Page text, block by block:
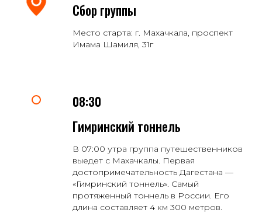
Сбор группы
Место старта: г. Махачкала, проспект
Имама Шамиля, 31г
08:30
Гимринский тоннель
В 07:00 утра группа путешественников
выедет с Махачкалы. Первая
достопримечательность Дагестана —
«Гимринский тоннель». Самый
протяженный тоннель в России. Его
длина составляет 4 км 300 метров.